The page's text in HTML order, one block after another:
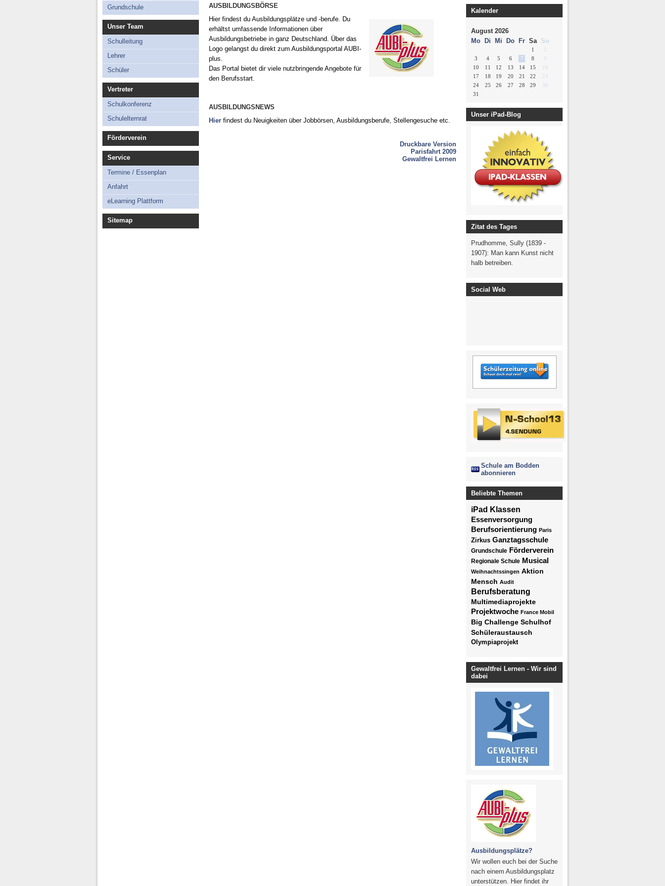
Schüler
Technisches Personal
Schülerzeitung
eLearning Plattform
Grundschule
Unser Team
Schulleitung
Lehrer
Schüler
Vertreter
Schulkonferenz
Schulelternrat
Förderverein
Service
Termine / Essenplan
Anfahrt
eLearning Plattform
Sitemap
AUSBILDUNGSBÖRSE
Hier findest du Ausbildungsplätze und -berufe. Du
erhältst umfassende Informationen über
Ausbildungsbetriebe in ganz Deutschland. Über das
Logo gelangst du direkt zum Ausbildungsportal AUBI-
plus.
Das Portal bietet dir viele nutzbringende Angebote für
den Berufsstart.
AUSBILDUNGSNEWS
Hier findest du Neuigkeiten über Jobbörsen, Ausbildungsberufe, Stellengesuche etc.
Druckbare Version
Parisfahrt 2009
Gewaltfrei Lernen
Kalender
August 2026
Mo
Di Mi Do Fr Sa So
1
2
3
4 5 6 7 8
9
10
11 12 13 14 15
16
17
18 19 20 21 22
23
24
25 26 27 28 29
30
31
Unser iPad-Blog
Zitat des Tages
Prudhomme, Sully (1839 -
1907): Man kann Kunst nicht
halb betreiben.
Social Web
Schule am Bodden
abonnieren
Beliebte Themen
iPad Klassen
Essenversorgung
Berufsorientierung Paris
Zirkus Ganztagsschule
Grundschule Förderverein
Regionale Schule Musical
Weihnachtssingen Aktion
Mensch Audit
Berufsberatung
Multimediaprojekte
Projektwoche France Mobil
Big Challenge Schulhof
Schüleraustausch
Olympiaprojekt
Gewaltfrei Lernen - Wir sind
dabei
Ausbildungsplätze?
Wir wollen euch bei der Suche
nach einem Ausbildungsplatz
unterstützen. Hier findet ihr